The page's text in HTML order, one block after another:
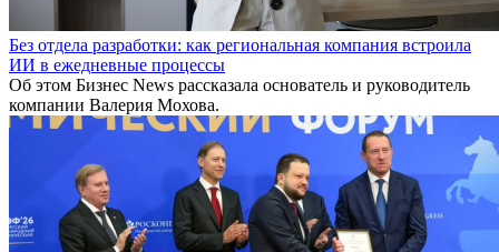
Без отдела разработки: как региональная компания встроила
ИИ в ежедневные процессы
Об этом Бизнес News рассказала основатель и руководитель
компании Валерия Мохова.